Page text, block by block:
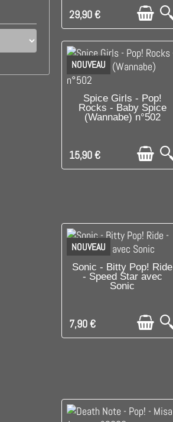
29,90 €
NOUVEAU
DISPONIBLE
Spice Girls - Pop!
Rocks - Baby Spice
(Wannabe) n°502
15,90 €
NOUVEAU
DISPONIBLE
Sonic - Bitty Pop! Ride
- Speed Star avec
Sonic
7,90 €